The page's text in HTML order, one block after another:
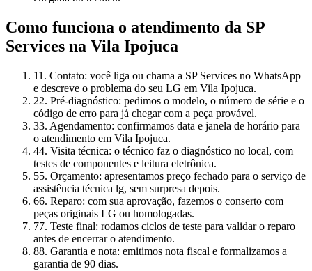
Como funciona o atendimento da SP
Services na Vila Ipojuca
11. Contato: você liga ou chama a SP Services no WhatsApp
e descreve o problema do seu LG em Vila Ipojuca.
22. Pré-diagnóstico: pedimos o modelo, o número de série e o
código de erro para já chegar com a peça provável.
33. Agendamento: confirmamos data e janela de horário para
o atendimento em Vila Ipojuca.
44. Visita técnica: o técnico faz o diagnóstico no local, com
testes de componentes e leitura eletrônica.
55. Orçamento: apresentamos preço fechado para o serviço de
assistência técnica lg, sem surpresa depois.
66. Reparo: com sua aprovação, fazemos o conserto com
peças originais LG ou homologadas.
77. Teste final: rodamos ciclos de teste para validar o reparo
antes de encerrar o atendimento.
88. Garantia e nota: emitimos nota fiscal e formalizamos a
garantia de 90 dias.